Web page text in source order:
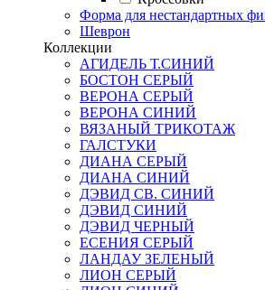
Форма для нестандартных
Шеврон
Коллекции
АГИДЕЛЬ Т.СИНИЙ
БОСТОН СЕРЫЙ
ВЕРОНА СЕРЫЙ
ВЕРОНА СИНИЙ
ВЯЗАНЫЙ ТРИКОТАЖ
ГАЛСТУКИ
ДИАНА СЕРЫЙ
ДИАНА СИНИЙ
ДЭВИД СВ. СИНИЙ
ДЭВИД СИНИЙ
ДЭВИД ЧЕРНЫЙ
ЕСЕНИЯ СЕРЫЙ
ЛАНДАУ ЗЕЛЕНЫЙ
ЛИОН СЕРЫЙ